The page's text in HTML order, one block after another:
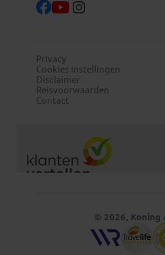
Privacy
Cookies instellingen
Disclaimer
Reisvoorwaarden
Contact
© 2026, Koning